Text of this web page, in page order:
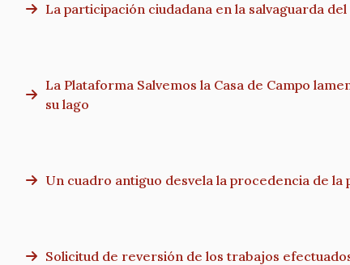
La participación ciudadana en la salvaguarda del
La Plataforma Salvemos la Casa de Campo
su lago
Un cuadro antiguo desvela la procedencia de
Solicitud de reversión de los trabajos